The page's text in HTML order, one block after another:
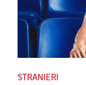
STRANIERI